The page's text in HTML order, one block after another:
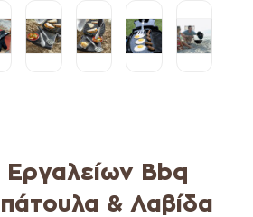
Εργαλείων Bbq
& Λαβίδα